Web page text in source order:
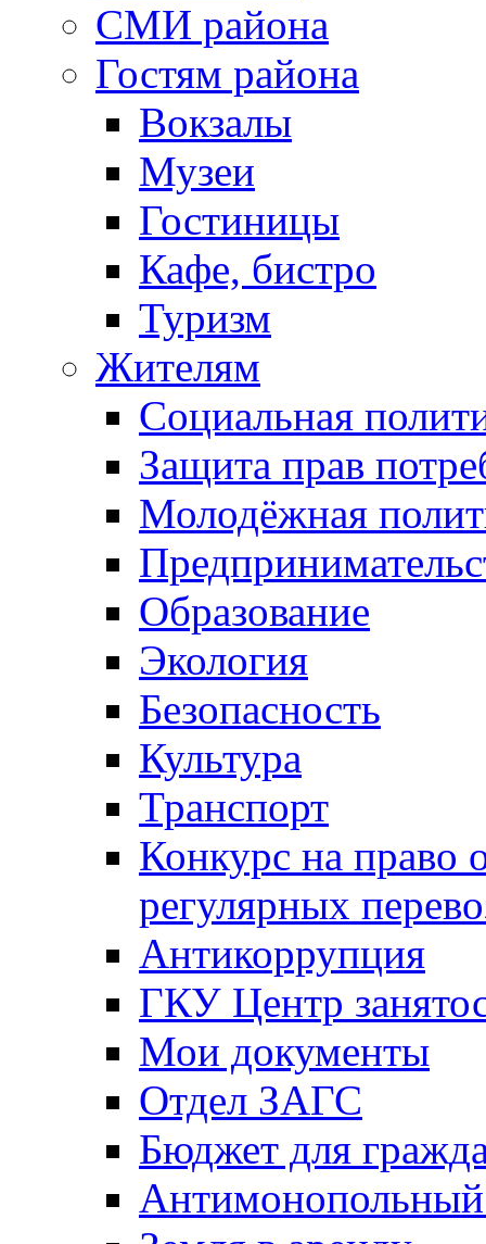
СМИ района
Гостям района
Вокзалы
Музеи
Гостиницы
Кафе, бистро
Туризм
Жителям
Социальная
Защита прав
Молодёжная
Образование
Экология
Безопасность
Культура
Транспорт
Конкурс на право
регулярных
Антикоррупция
ГКУ Центр
Мои документы
Отдел ЗАГС
Бюджет для
Антимонопольный